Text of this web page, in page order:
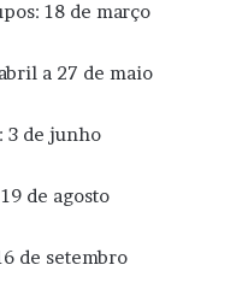
18 de março
a 27 de maio
3 de junho
de agosto
de setembro